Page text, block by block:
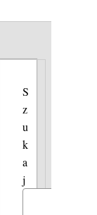
S
z
u
k
a
j